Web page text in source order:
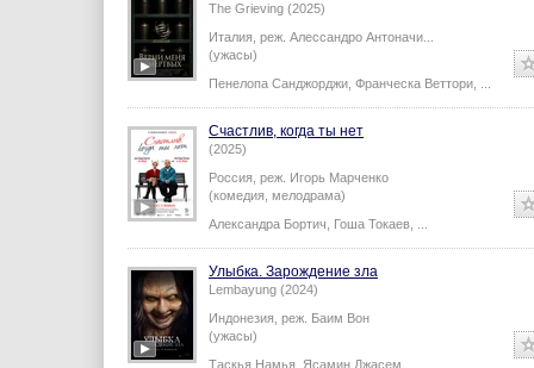
The Grieving (2025)
Италия, реж. Алессандро Антоначи
(ужасы)
Пенелопа Санджорджи Франческа Веттори
Счастлив, когда ты нет
(2025)
Россия, реж. Игорь Марченко
(комедия, мелодрама)
Александра Бортич
Гоша Токаев
Улыбка. Зарождение зла
Lembayung (2024)
Индонезия, реж. Баим Вон
(ужасы)
Таскья Намья
Ясамин Джасем